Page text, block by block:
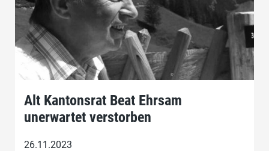
Alt Kantonsrat Beat Ehrsam
unerwartet verstorben
26.11.2023